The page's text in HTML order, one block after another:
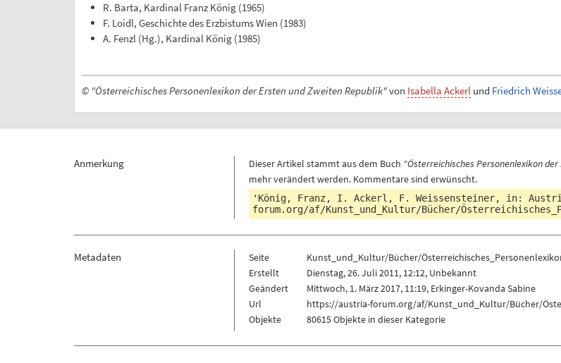
R. Barta, Kardinal Franz König (1965)
F. Loidl, Geschichte des Erzbistums Wien (1983)
A. Fenzl (Hg.), Kardinal König (1985)
© "Österreichisches Personenlexikon der Ersten und Zweiten Republik"von Isabella Ackerl und Friedrich
Anmerkung Dieser Artikel stammt aus dem Buch "Österreichisches Personenlexikon
mehr verändert werden. Kommentare sind erwünscht.
'König, Franz, I. Ackerl, F. Weissensteiner, in:
forum.org/af/Kunst_und_Kultur/Bücher/
Metadaten Seite
Kunst_und_Kultur/Bücher/
Erstellt
Dienstag, 26. Juli 2011, 12:12, Unbekannt
Geändert
Mittwoch, 1. März 2017, 11:19, Erkinger-Kovanda Sabine
Url
https://austria-forum.org/af/Kunst_und_Kultur/Bücher/
Objekte
80615 Objekte in dieser Kategorie